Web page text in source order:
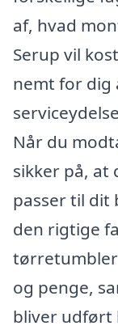
af, hvad
Serup vil
nemt for dig
Når du
sikker på, at
passer til dit
den rigtige
og penge,
bliver udført